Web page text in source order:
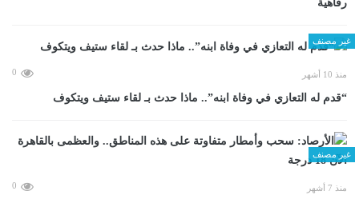
رفاهية
غير مصنف
منذ 10 أشهر 0
“قدم له التعازي في وفاة ابنه”.. ماذا حدث بـ لقاء ستيف ويتكوف
غير مصنف
منذ 7 أشهر 0